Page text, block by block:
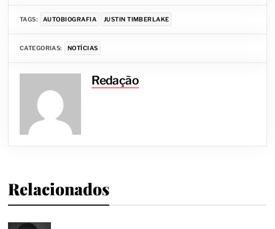
TAGS: AUTOBIOGRAFIA JUSTIN TIMBERLAKE
CATEGORIAS: NOTÍCIAS
Redação
Relacionados